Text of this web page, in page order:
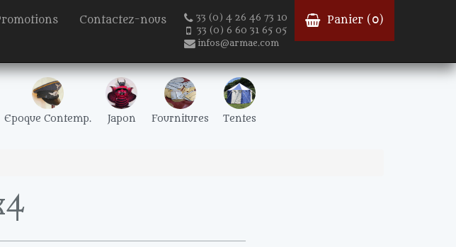
Contactez-nous
33 (0) 4 26 46 73 10
33 (0) 6 60 31 65 05
infos@armae.com
Panier ( 0)
Epoque Contemp. Japon Fournitures Tentes